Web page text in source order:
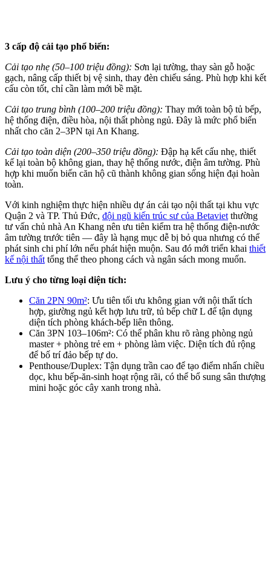
3 cấp độ cải tạo phổ biến:
Cải tạo nhẹ (50–100 triệu đồng): Sơn lại tường, thay sàn gỗ hoặc
gạch, nâng cấp thiết bị vệ sinh, thay đèn chiếu sáng. Phù hợp khi kết
cấu còn tốt, chỉ cần làm mới bề mặt.
Cải tạo trung bình (100–200 triệu đồng): Thay mới toàn bộ tủ bếp,
hệ thống điện, điều hòa, nội thất phòng ngủ. Đây là mức phổ biến
nhất cho căn 2–3PN tại An Khang.
Cải tạo toàn diện (200–350 triệu đồng): Đập hạ kết cấu nhẹ, thiết
kế lại toàn bộ không gian, thay hệ thống nước, điện âm tường. Phù
hợp khi muốn biến căn hộ cũ thành không gian sống hiện đại hoàn
toàn.
Với kinh nghiệm thực hiện nhiều dự án cải tạo nội thất tại khu vực
Quận 2 và TP. Thủ Đức, đội ngũ kiến trúc sư của Betaviet thường
tư vấn chủ nhà An Khang nên ưu tiên kiểm tra hệ thống điện-nước
âm tường trước tiên — đây là hạng mục dễ bị bỏ qua nhưng có thể
phát sinh chi phí lớn nếu phát hiện muộn. Sau đó mới triển khai thiết
kế nội thất tổng thể theo phong cách và ngân sách mong muốn.
Lưu ý cho từng loại diện tích:
Căn 2PN 90m²: Ưu tiên tối ưu không gian với nội thất tích
hợp, giường ngủ kết hợp lưu trữ, tủ bếp chữ L để tận dụng
diện tích phòng khách-bếp liên thông.
Căn 3PN 103–106m²: Có thể phân khu rõ ràng phòng ngủ
master + phòng trẻ em + phòng làm việc. Diện tích đủ rộng
để bố trí đảo bếp tự do.
Penthouse/Duplex: Tận dụng trần cao để tạo điểm nhấn chiều
dọc, khu bếp-ăn-sinh hoạt rộng rãi, có thể bổ sung sân thượng
mini hoặc góc cây xanh trong nhà.